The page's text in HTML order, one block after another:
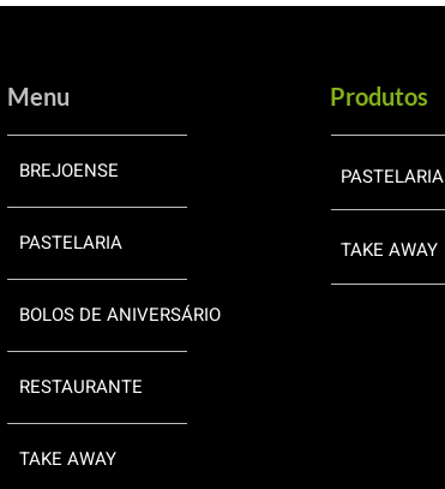
Menu
BREJOENSE
PASTELARIA
BOLOS DE ANIVERSÁRIO
RESTAURANTE
TAKE AWAY
Produtos
PASTELARIA
TAKE AWAY